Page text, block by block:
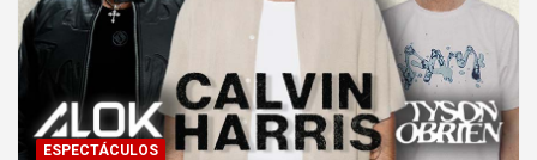
ESPECTÁCULOS